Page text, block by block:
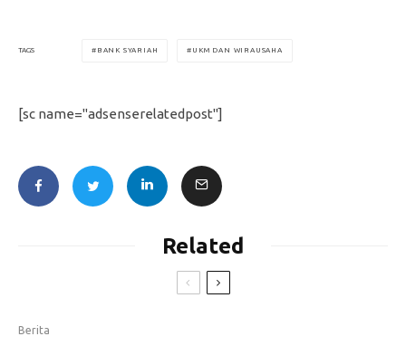
TAGS BANK SYARIAH UKM DAN WIRAUSAHA
[sc name="adsenserelatedpost"]
Related
Berita